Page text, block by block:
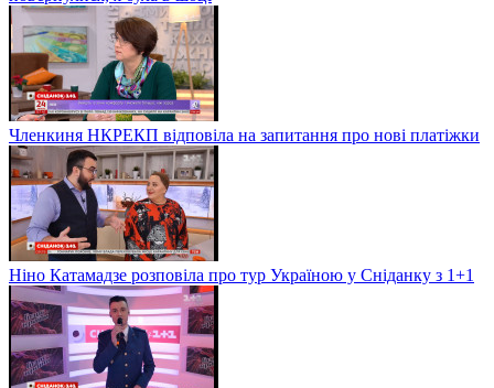
Членкиня НКРЕКП відповіла на запитання про нові платіжки
Ніно Катамадзе розповіла про тур Україною у Сніданку з 1+1